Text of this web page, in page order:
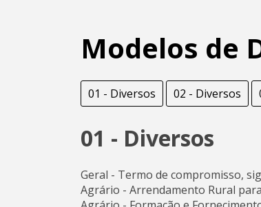
Modelos de
01 - Diversos 02 - Diversos
01 - Diversos
Geral - Termo de compromisso,
Agrário - Arrendamento Rural